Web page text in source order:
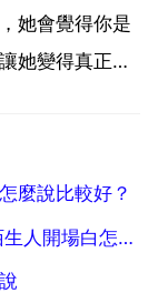
她會覺得你是
她變得真正感
她想更深入地
麼說比較好？
微信聊天怎麼和陌生人開場白,和微信陌生人開場白怎麼說